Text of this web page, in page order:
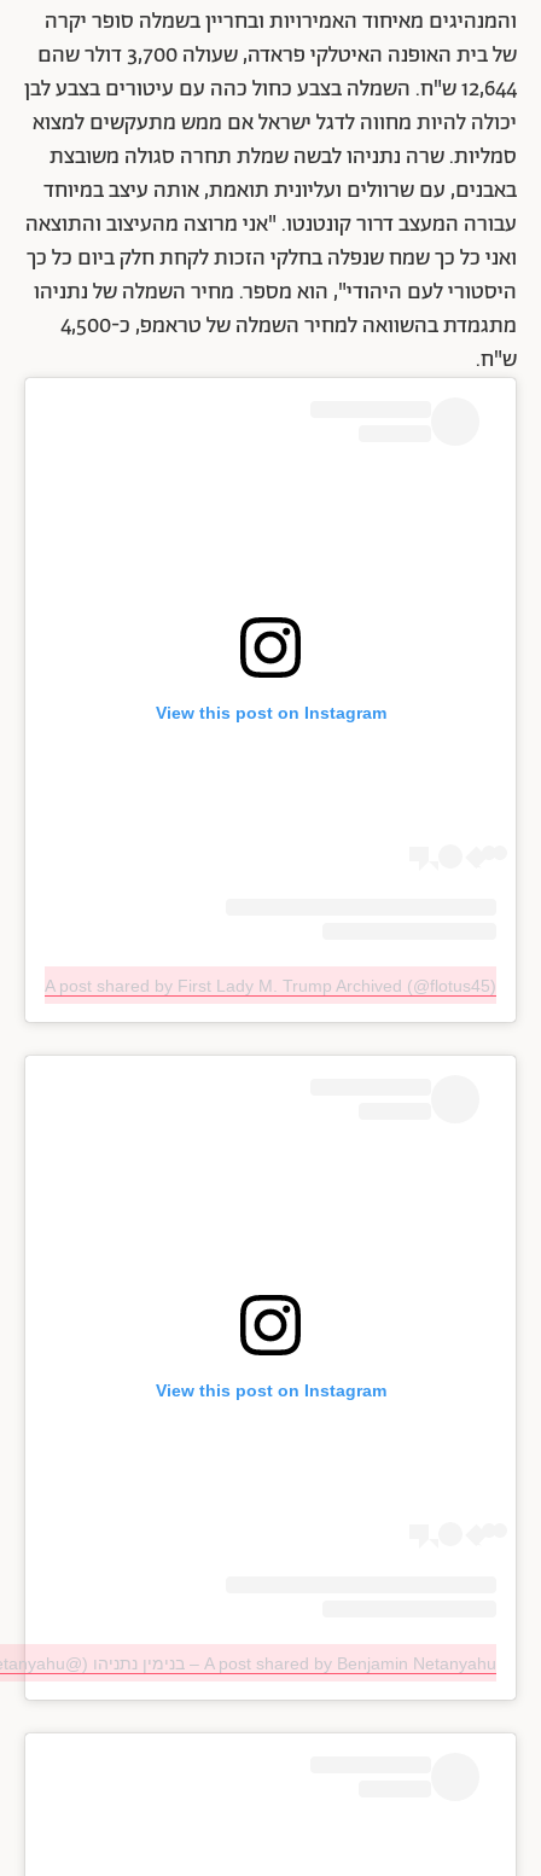
והמנהיגים מאיחוד האמירויות ובחריין בשמלה סופר יקרה
של בית האופנה האיטלקי פראדה, שעולה 3,700 דולר שהם
12,644 ש"ח. השמלה בצבע כחול כהה עם עיטורים בצבע לבן
יכולה להיות מחווה לדגל ישראל אם ממש מתעקשים למצוא
סמליות. שרה נתניהו לבשה שמלת תחרה סגולה משובצת
באבנים, עם שרוולים ועליונית תואמת, אותה עיצב במיוחד
עבורה המעצב דרור קונטנטו. "אני מרוצה מהעיצוב והתוצאה
ואני כל כך שמח שנפלה בחלקי הזכות לקחת חלק ביום כל כך
היסטורי לעם היהודי", הוא מספר. מחיר השמלה של נתניהו
מתגמדת בהשוואה למחיר השמלה של טראמפ, כ-4,500
ש"ח.
View this post on Instagram
A post shared by First Lady M. Trump Archived (@flotus45)
View this post on Instagram
A post shared by Benjamin Netanyahu – בנימין נתניהו (@b.netanyahu)